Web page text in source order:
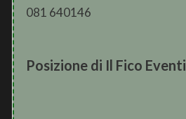
081 640146
Posizione di Il Fico Eventi